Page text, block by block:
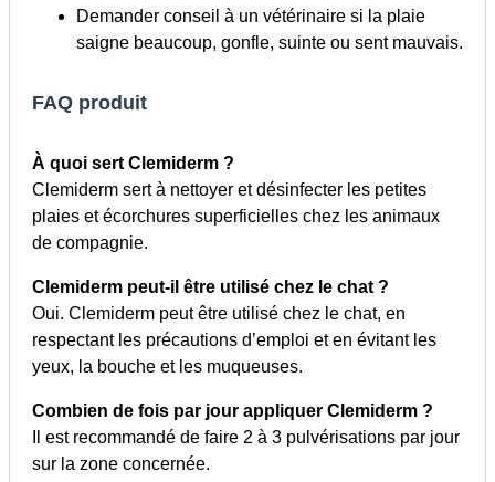
Demander conseil à un vétérinaire si la plaie
saigne beaucoup, gonfle, suinte ou sent mauvais.
FAQ produit
À quoi sert Clemiderm ?
Clemiderm sert à nettoyer et désinfecter les petites
plaies et écorchures superficielles chez les animaux
de compagnie.
Clemiderm peut-il être utilisé chez le chat ?
Oui. Clemiderm peut être utilisé chez le chat, en
respectant les précautions d’emploi et en évitant les
yeux, la bouche et les muqueuses.
Combien de fois par jour appliquer Clemiderm ?
Il est recommandé de faire 2 à 3 pulvérisations par jour
sur la zone concernée.